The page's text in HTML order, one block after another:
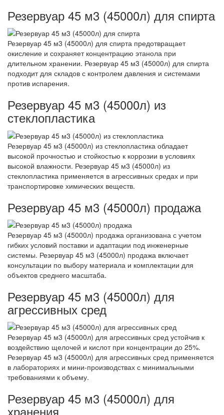
Резервуар 45 м3 (45000л) для спирта
Резервуар 45 м3 (45000л) для спирта предотвращает
окисление и сохраняет концентрацию этанола при
длительном хранении. Резервуар 45 м3 (45000л) для спирта
подходит для складов с контролем давления и системами
против испарения.
Резервуар 45 м3 (45000л) из
стеклопластика
Резервуар 45 м3 (45000л) из стеклопластика обладает
высокой прочностью и стойкостью к коррозии в условиях
высокой влажности. Резервуар 45 м3 (45000л) из
стеклопластика применяется в агрессивных средах и при
транспортировке химических веществ.
Резервуар 45 м3 (45000л) продажа
Резервуар 45 м3 (45000л) продажа организована с учетом
гибких условий поставки и адаптации под инженерные
системы. Резервуар 45 м3 (45000л) продажа включает
консультации по выбору материала и комплектации для
объектов среднего масштаба.
Резервуар 45 м3 (45000л) для
агрессивных сред
Резервуар 45 м3 (45000л) для агрессивных сред устойчив к
воздействию щелочей и кислот при концентрации до 25%.
Резервуар 45 м3 (45000л) для агрессивных сред применяется
в лабораториях и мини-производствах с минимальными
требованиями к объему.
Резервуар 45 м3 (45000л) для
хранения